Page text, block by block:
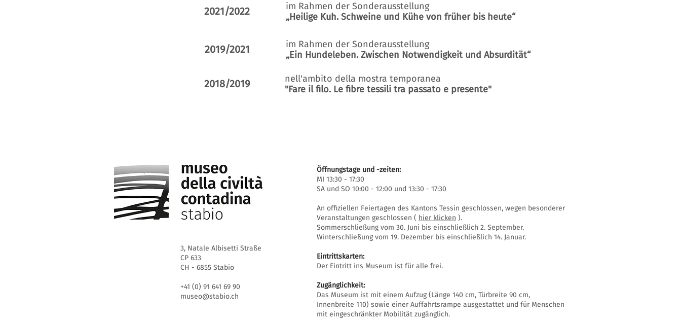
2021/2022
im Rahmen der Sonderausstellung
„Heilige Kuh. Schweine und Kühe von früher bis heute“
2019/2021
im Rahmen der Sonderausstellung
„Ein Hundeleben. Zwischen Notwendigkeit und Absurdität“
2018/2019
nell'ambito della mostra temporanea
"Fare il filo. Le fibre tessili tra passato e presente"
3, Natale Albisetti Straße
CP 633
CH - 6855 Stabio
+41 (0) 91 641 69 90
museo@stabio.ch
Öffnungstage und -zeiten:
MI 13:30 - 17:30
SA und SO 10:00 - 12:00 und 13:30 - 17:30
An offiziellen Feiertagen des Kantons Tessin geschlossen, wegen besonderer
Veranstaltungen geschlossen ( hier klicken ).
Sommerschließung vom 30. Juni bis einschließlich 2. September.
Winterschließung vom 19. Dezember bis einschließlich 14. Januar.
Eintrittskarten:
Der Eintritt ins Museum ist für alle frei.
Zugänglichkeit:
Das Museum ist mit einem Aufzug (Länge 140 cm, Türbreite 90 cm,
Innenbreite 110) sowie einer Auffahrtsrampe ausgestattet und für Menschen
mit eingeschränkter Mobilität zugänglich.